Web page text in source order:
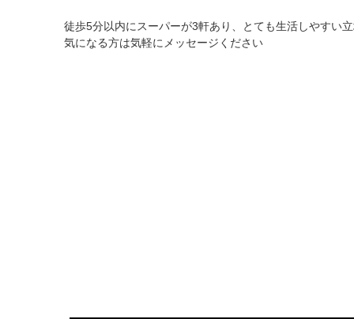
徒歩5分以内にスーパーが3軒あり、とても生活しやすい
気になる方は気軽にメッセージください